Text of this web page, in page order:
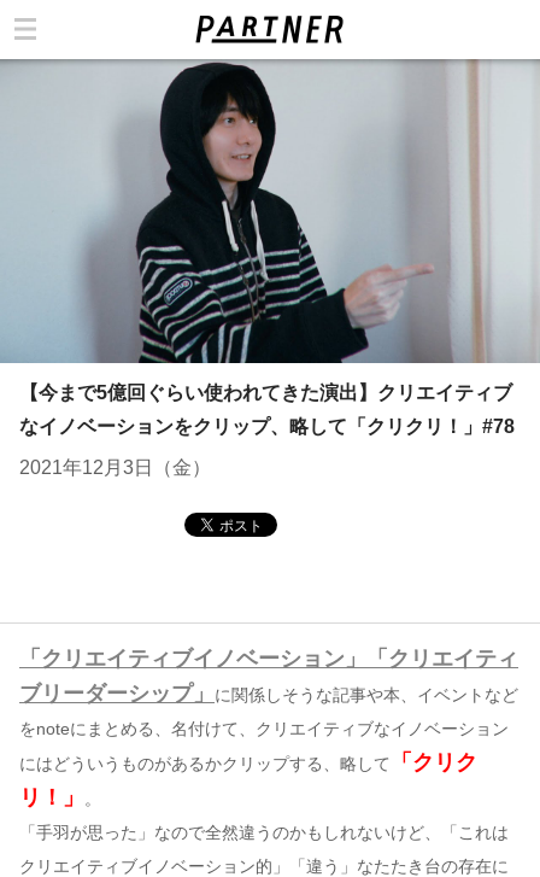
【今まで5億回ぐらい使われてきた演出】クリエイティブ
なイノベーションをクリップ、略して「クリクリ！」#78
2021年12月3日（金）
「クリエイティブイノベーション」「クリエイティ
ブリーダーシップ」
に関係しそうな記事や本、イベントなど
をnoteにまとめる、名付けて、クリエイティブなイノベーション
にはどういうものがあるかクリップする、略して
「クリク
リ！」
。
「手羽が思った」なので全然違うのかもしれないけど、「これは
クリエイティブイノベーション的」「違う」なたたき台の存在に
運営会社
お問い合わせ